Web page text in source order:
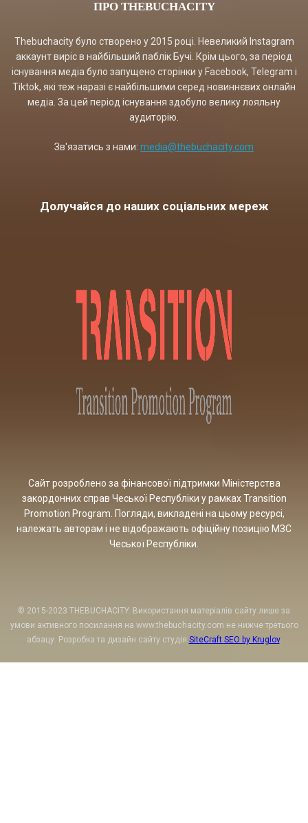
ПРО THEBUCHACITY
Thebuchacity було створено у 2015 році. Невеликий Instagram
аккаунт виріс в найбільший паблік Бучі. Крім цього, за період
існування медіа було запущено сторінки у Facebook, Telegram і
Tiktok, які теж наразі є найбільшими серед новиннєвих онлайн
медіа. За цей період існування здобуло велику лояльну
аудиторію.
Зв'язатись з нами: media@thebuchacity.com
Долучайся до наших соціальних мереж
Сайт розроблено за фінансової підтримки Міністерства
закордонних справ Чеської Республіки у рамках Transition
Promotion Program. Погляди, викладені на цьому ресурсі,
належать авторам і не відображають офіційну позицію МЗС
Чеської Республіки.
© 2015-2023 THEBUCHACITY. Використання матеріалів сайту лише за
умови активного посилання на www.thebuchacity.com не нижче третього
абзацу. Розробка та дизайн сайту студія SiteCraft SEO by Kruglov.